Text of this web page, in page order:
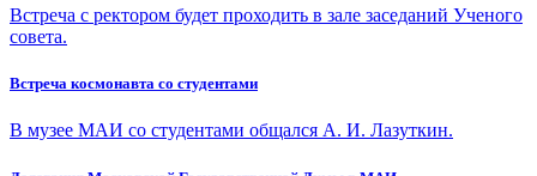
Встреча с ректором будет проходить в зале заседаний Ученого
совета.
Встреча космонавта со студентами
В музее МАИ со студентами общался А. И. Лазуткин.